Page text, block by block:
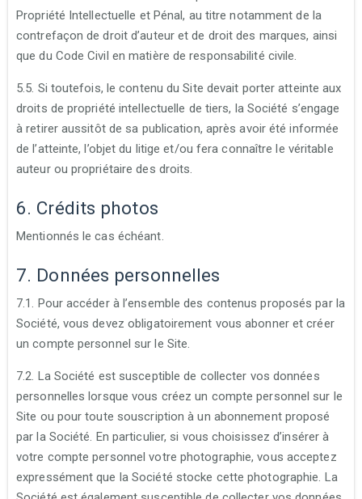
Propriété Intellectuelle et Pénal, au titre notamment de la
contrefaçon de droit d’auteur et de droit des marques, ainsi
que du Code Civil en matière de responsabilité civile.
5.5. Si toutefois, le contenu du Site devait porter atteinte aux
droits de propriété intellectuelle de tiers, la Société s’engage
à retirer aussitôt de sa publication, après avoir été informée
de l’atteinte, l’objet du litige et/ou fera connaître le véritable
auteur ou propriétaire des droits.
6. Crédits photos
Mentionnés le cas échéant.
7. Données personnelles
7.1. Pour accéder à l’ensemble des contenus proposés par la
Société, vous devez obligatoirement vous abonner et créer
un compte personnel sur le Site.
7.2. La Société est susceptible de collecter vos données
personnelles lorsque vous créez un compte personnel sur le
Site ou pour toute souscription à un abonnement proposé
par la Société. En particulier, si vous choisissez d’insérer à
votre compte personnel votre photographie, vous acceptez
expressément que la Société stocke cette photographie. La